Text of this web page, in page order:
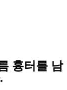
흉터를 남